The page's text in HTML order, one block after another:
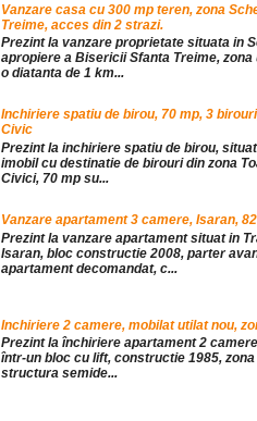
Vanzare casa cu 300 mp teren, zona
Treime, acces din 2 strazi.
Prezint la vanzare proprietate situata in
apropiere a Bisericii Sfanta Treime,
o diatanta de 1 km...
Inchiriere spatiu de birou, 70 mp, 3
Civic
Prezint la inchiriere spatiu de birou,
imobil cu destinatie de birouri din zona
Civici, 70 mp su...
Vanzare apartament 3 camere, Isaran,
Prezint la vanzare apartament situat in
Isaran, bloc constructie 2008, parter
apartament decomandat, c...
Inchiriere 2 camere, mobilat utilat nou,
Prezint la închiriere apartament 2
într-un bloc cu lift, constructie 1985,
structura semide...